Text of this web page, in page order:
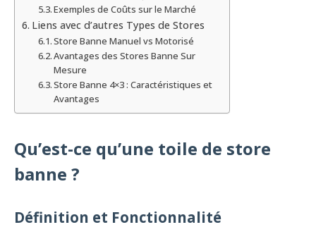
Exemples de Coûts sur le Marché
Liens avec d’autres Types de Stores
Store Banne Manuel vs Motorisé
Avantages des Stores Banne Sur
Mesure
Store Banne 4×3 : Caractéristiques et
Avantages
Qu’est-ce qu’une toile de store
banne ?
Définition et Fonctionnalité